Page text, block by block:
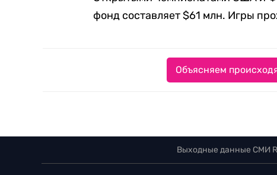
фонд составляет $61 млн. Игры
Объясняем
Выходные данные СМИ